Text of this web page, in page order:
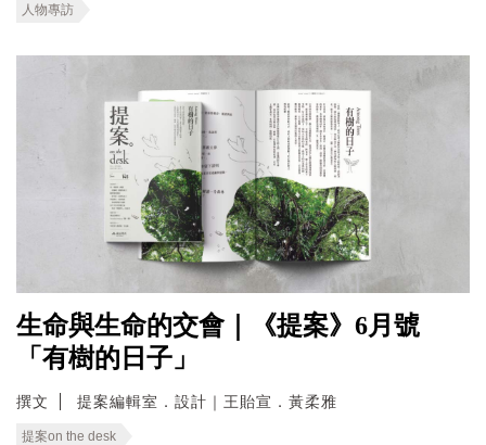
人物專訪
生命與生命的交會｜《提案》6月號
「有樹的日子」
撰文 提案編輯室．設計｜王貽宣．黃柔雅
提案on the desk